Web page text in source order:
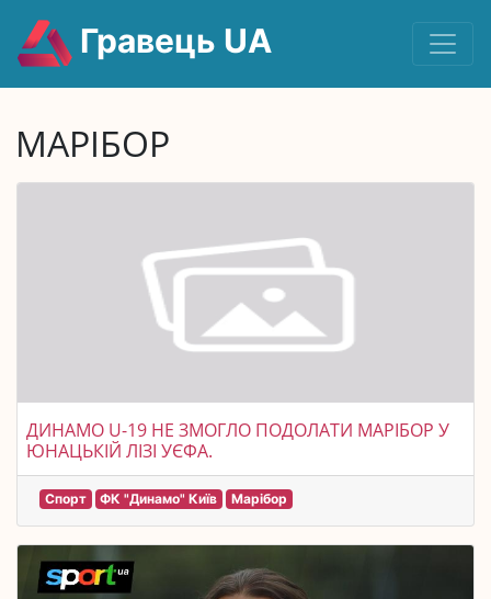
Гравець UA
МАРІБОР
ДИНАМО U-19 НЕ ЗМОГЛО ПОДОЛАТИ МАРІБОР У
ЮНАЦЬКІЙ ЛІЗІ УЄФА.
Спорт ФК "Динамо" Київ Марібор